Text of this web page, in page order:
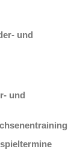
und
und